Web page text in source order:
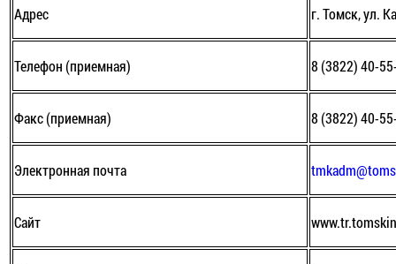
Адрес г. Томск, ул.
Телефон (приемная) 8 (3822) 40-
Факс (приемная) 8 (3822) 40-
Электронная почта
Сайт